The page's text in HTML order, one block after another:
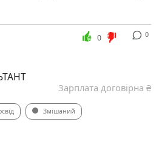
0
0
Зарплата договірна ₴
Змішаний